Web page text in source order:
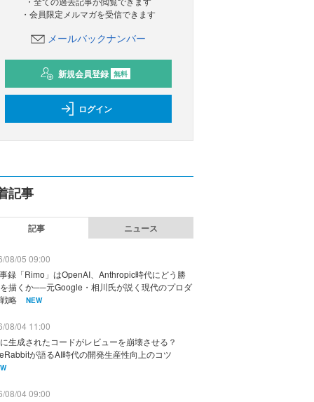
・会員限定メルマガを受信できます
メールバックナンバー
新規会員登録 無料
ログイン
記事
記事 ニュース
08/05 09:00
録「Rimo」はOpenAI、Anthropic時代にどう勝
描くか──元Google・相川氏が説く現代のプロダ
略
NEW
08/04 11:00
生成されたコードがレビューを崩壊させる？
が語るAI時代の開発生産性向上のコツ
08/04 09:00